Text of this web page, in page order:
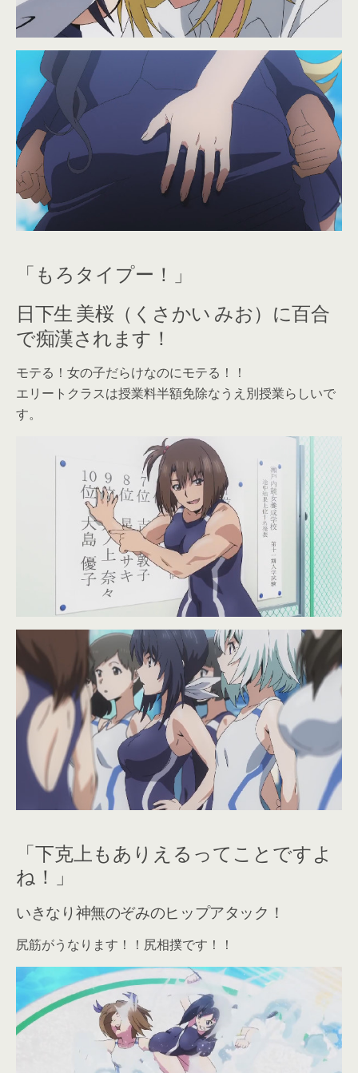
「もろタイプー！」
日下生 美桜（くさかい みお）に百合
で痴漢されます！
モテる！女の子だらけなのにモテる！！
エリートクラスは授業料半額免除なうえ別授業らしいで
す。
「下克上もありえるってことですよ
ね！」
いきなり神無のぞみのヒップアタック！
尻筋がうなります！！尻相撲です！！